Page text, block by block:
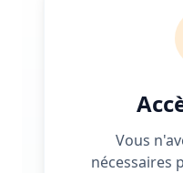
Vous
nécessaires